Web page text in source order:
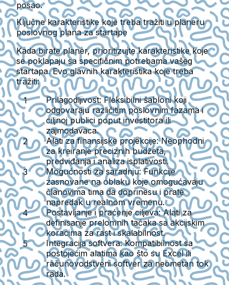
posao.
Ključne karakteristike koje treba tražiti u planeru
poslovnog plana za startape
Kada birate planer, prioritizujte karakteristike koje
se poklapaju sa specifičnim potrebama vašeg
startapa. Evo glavnih karakteristika koje treba
tražiti:
Prilagodljivost:Fleksibilni šabloni koji
odgovaraju različitim poslovnim fazama i
ciljnoj publici poput investitora ili
zajmodavaca.
Alati za finansijske projekcije:Neophodni
za kreiranje preciznih budžeta,
predviđanja i analiza isplativosti.
Mogućnosti za saradnju: Funkcije
zasnovane na oblaku koje omogućavaju
članovima tima da doprinesu i prate
napredak u realnom vremenu.
Postavljanje i praćenje ciljeva:Alati za
definisanje prelomnih tačaka sa akcijskim
koracima za rast i skalabilnost.
Integracija softvera:Kompatibilnost sa
postojećim alatima kao što su Excel ili
računovodstveni softver za neometan tok
rada.